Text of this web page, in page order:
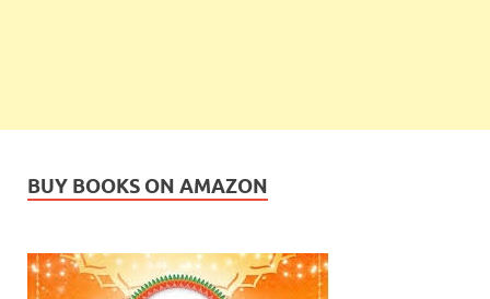
BUY BOOKS ON AMAZON